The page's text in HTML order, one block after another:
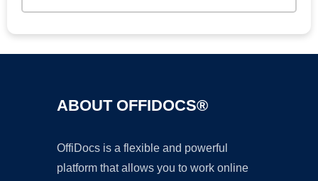
ABOUT OFFIDOCS®
OffiDocs is a flexible and powerful
platform that allows you to work online